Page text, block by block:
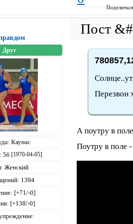
Друг
Каунас
56 [1970-04-05]
Женский
1394
[+71/-0]
[+138/-0]
Перезвон
А поутру в
Поутру в поле